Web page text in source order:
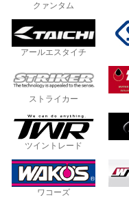
クァンタム
アールエスタイチ
ストライカー
ツイントレード
ワコーズ